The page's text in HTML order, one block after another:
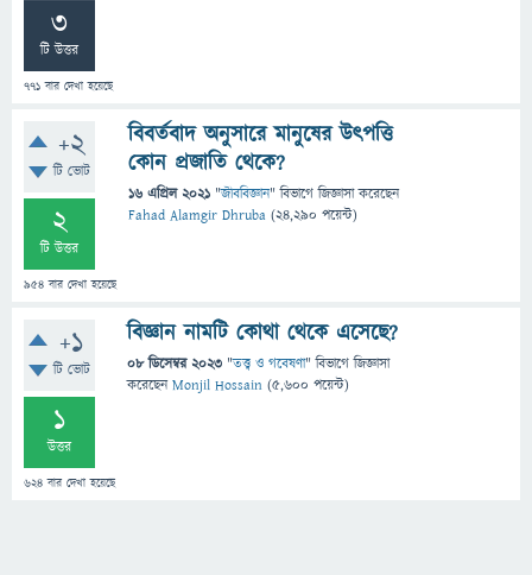
3
টি উত্তর
771 বার দেখা হয়েছে
+2
টি ভোট
2
টি উত্তর
954 বার দেখা হয়েছে
বিবর্তবাদ অনুসারে মানুষের উৎপত্তি
কোন প্রজাতি থেকে?
16 এপ্রিল 2021 "জীববিজ্ঞান" বিভাগে জিজ্ঞাসাকরেছেন
Fahad Alamgir Dhruba (24,290 পয়েন্ট)
+1
টি ভোট
1
উত্তর
624 বার দেখা হয়েছে
বিজ্ঞান নামটি কোথা থেকে এসেছে?
08 ডিসেম্বর 2023 "তত্ত্ব ও গবেষণা" বিভাগে জিজ্ঞাসা
করেছেনMonjil Hossain (5,600 পয়েন্ট)